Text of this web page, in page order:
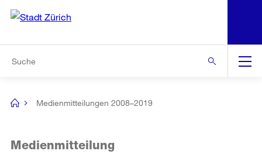
Navigation
[no
Medienmitteilungen 2008–2019
Medienmitteilung